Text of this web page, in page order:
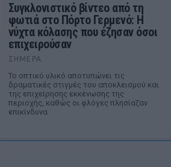
Συγκλονιστικό βίντεο από τη
φωτιά στο Πόρτο Γερμενό: Η
νύχτα κόλασης που έζησαν όσοι
επιχειρούσαν
ΣΉΜΕΡΑ
Το οπτικό υλικό αποτυπώνει τις
δραματικές στιγμές του αποκλεισμού και
της επιχείρησης εκκένωσης της
περιοχής, καθώς οι φλόγες πλησίαζαν
επικίνδυνα